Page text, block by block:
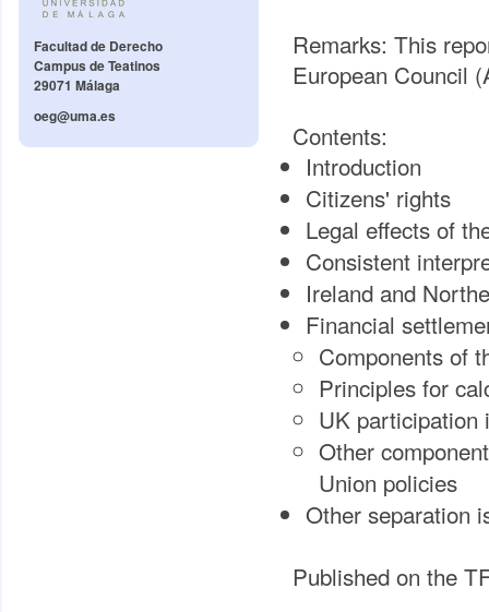
Facultad de Derecho
Campus de Teatinos
29071 Málaga
oeg@uma.es
Remarks: This
European Council
Contents:
Introduction
Citizens' rights
Legal effects of
Consistent
Ireland and
Financial
Components of
Principles for
UK participation
Other
Union policies
Other separation
Published on the